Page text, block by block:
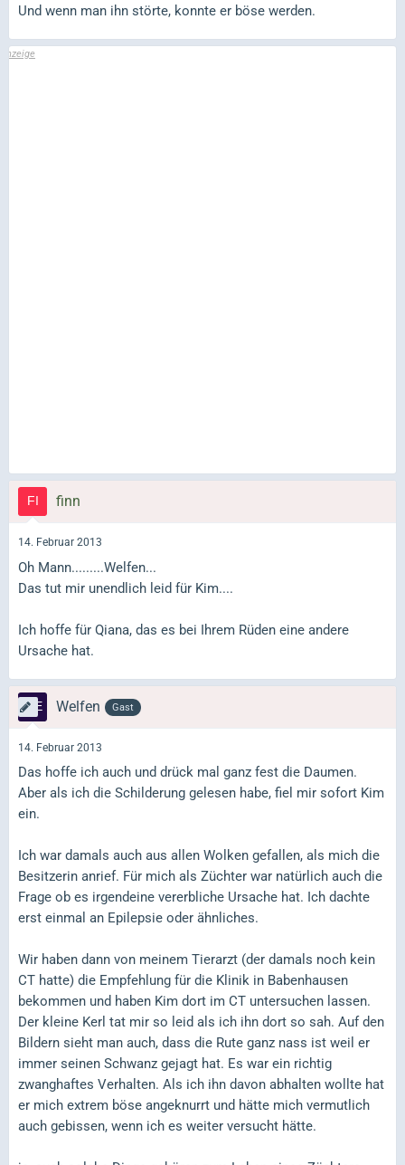
Und wenn man ihn störte, konnte er böse werden.
finn
14. Februar 2013
Oh Mann.........Welfen...
Das tut mir unendlich leid für Kim....
Ich hoffe für Qiana, das es bei Ihrem Rüden eine andere
Ursache hat.
Welfen Gast
14. Februar 2013
Das hoffe ich auch und drück mal ganz fest die Daumen.
Aber als ich die Schilderung gelesen habe, fiel mir sofort Kim
ein.
Ich war damals auch aus allen Wolken gefallen, als mich die
Besitzerin anrief. Für mich als Züchter war natürlich auch die
Frage ob es irgendeine vererbliche Ursache hat. Ich dachte
erst einmal an Epilepsie oder ähnliches.
Wir haben dann von meinem Tierarzt (der damals noch kein
CT hatte) die Empfehlung für die Klinik in Babenhausen
bekommen und haben Kim dort im CT untersuchen lassen.
Der kleine Kerl tat mir so leid als ich ihn dort so sah. Auf den
Bildern sieht man auch, dass die Rute ganz nass ist weil er
immer seinen Schwanz gejagt hat. Es war ein richtig
zwanghaftes Verhalten. Als ich ihn davon abhalten wollte hat
er mich extrem böse angeknurrt und hätte mich vermutlich
auch gebissen, wenn ich es weiter versucht hätte.